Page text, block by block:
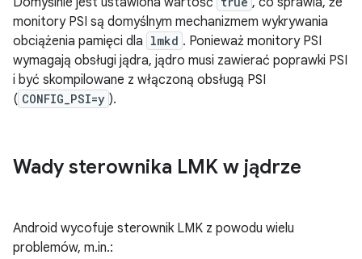
monitory PSI są domyślnym mechanizmem wykrywania
obciążenia pamięci dla lmkd . Ponieważ monitory PSI
wymagają obsługi jądra, jądro musi zawierać poprawki PSI
i być skompilowane z włączoną obsługą PSI
( CONFIG_PSI=y ).
Wady sterownika LMK w jądrze
Android wycofuje sterownik LMK z powodu wielu
problemów, m.in.: